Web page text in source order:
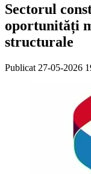
Sectorul
oportunități
structurale
Publicat 27-05-2026